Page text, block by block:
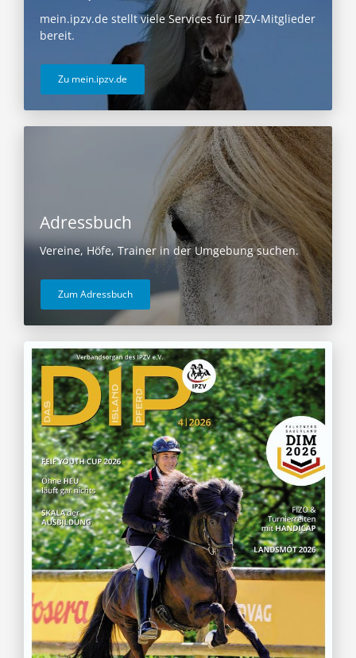
mein.ipzv.de stellt viele Services für IPZV-Mitglieder
bereit.
Zu mein.ipzv.de
Adressbuch
Vereine, Höfe, Trainer in der Umgebung suchen.
Zum Adressbuch